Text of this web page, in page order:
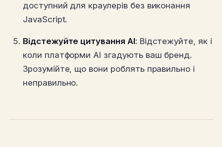
доступний для краулерів без виконання
JavaScript.
Відстежуйте цитування AI: Відстежуйте, як і
коли платформи AI згадують ваш бренд.
Зрозумійте, що вони роблять правильно і
неправильно.